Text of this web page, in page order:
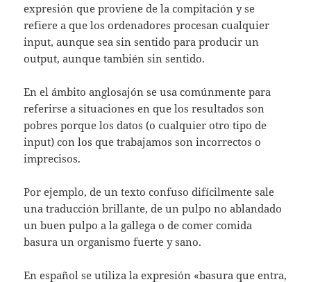
expresión que proviene de la compitación y se
refiere a que los ordenadores procesan cualquier
input, aunque sea sin sentido para producir un
output, aunque también sin sentido.
En el ámbito anglosajón se usa comúnmente para
referirse a situaciones en que los resultados son
pobres porque los datos (o cualquier otro tipo de
input) con los que trabajamos son incorrectos o
imprecisos.
Por ejemplo, de un texto confuso difícilmente sale
una traducción brillante, de un pulpo no ablandado
un buen pulpo a la gallega o de comer comida
basura un organismo fuerte y sano.
En español se utiliza la expresión «basura que entra,